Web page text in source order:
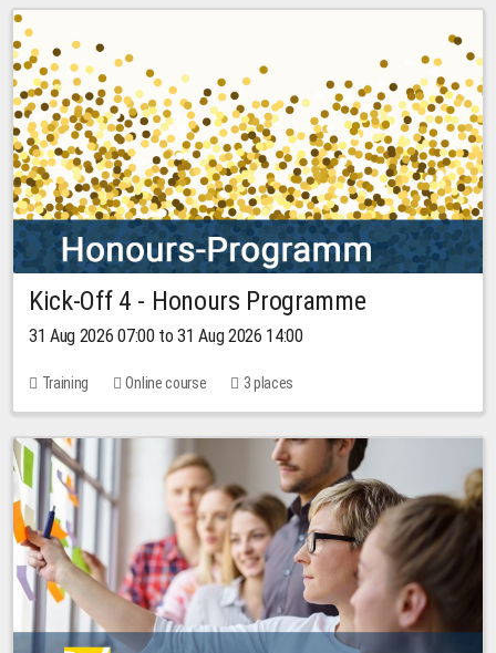
Kick-Off 4 - Honours Programme
31 Aug 2026 07:00 to 31 Aug 2026 14:00
Training Online course 3 places